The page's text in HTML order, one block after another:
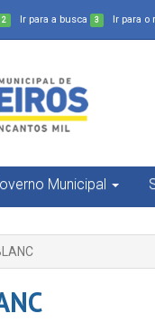
2 Ir para a busca 3 Ir para o
Municipal